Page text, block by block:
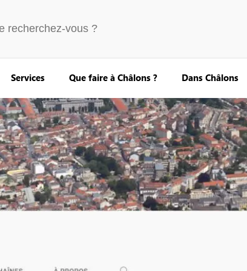
Services Que faire à Châlons ? Dans Châlons